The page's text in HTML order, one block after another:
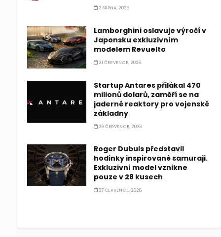
2 SRPNA, 2026
Lamborghini oslavuje výročí v
Japonsku exkluzivním
modelem Revuelto
31 ČERVENCE, 2026
Startup Antares přilákal 470
milionů dolarů, zaměří se na
jaderné reaktory pro vojenské
základny
29 ČERVENCE, 2026
Roger Dubuis představil
hodinky inspirované samuraji.
Exkluzivní model vznikne
pouze v 28 kusech
27 ČERVENCE, 2026